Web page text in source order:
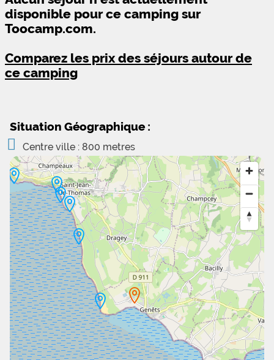
disponible pour ce camping sur
Toocamp.com.
Comparez les prix des séjours autour de
ce camping
Situation Géographique :
Centre ville : 800 metres